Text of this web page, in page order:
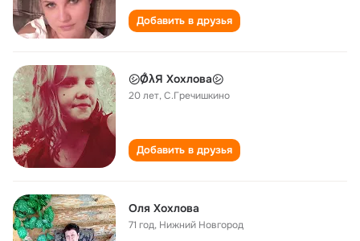
Добавить в друзья
㋛ǾλЯ Хохлова㋛
20 лет,С.Гречишкино
Добавить в друзья
Оля Хохлова
71 год, Нижний Новгород